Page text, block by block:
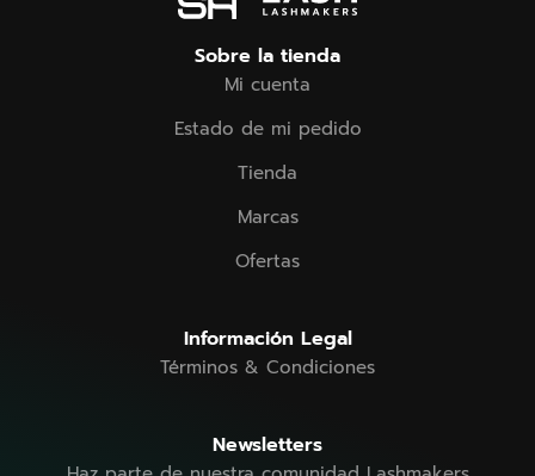
Sobre la tienda
Mi cuenta
Estado de mi pedido
Tienda
Marcas
Ofertas
Información Legal
Términos & Condiciones
Newsletters